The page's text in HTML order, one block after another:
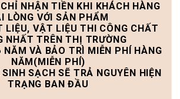
NHẬN TIỀN KHI KHÁCH HÀNG
LÒNG VỚI SẢN PHẨM
LIỆU, VẬT LIỆU THI CÔNG CHẤT
NHẤT TRÊN THỊ TRƯỜNG
NĂM VÀ BẢO TRÌ MIỄN PHÍ HÀNG
NĂM(MIỄN PHÍ)
SẠCH SẼ TRẢ NGUYÊN HIỆN
TRẠNG BAN ĐẦU